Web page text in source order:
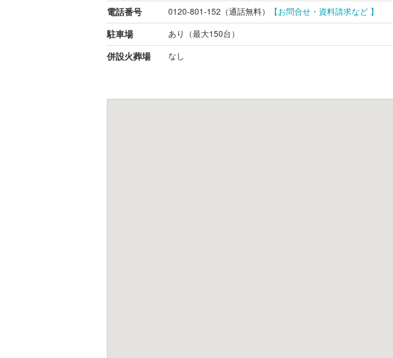
電話番号 0120-801-152 （通話無料） 【お問合せ・資料請求など 】
駐車場 あり（最大150台）
併設火葬場 なし